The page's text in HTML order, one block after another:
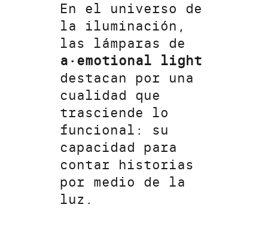
En el universo de
la iluminación,
las lámparas de
a·emotional light
destacan por una
cualidad que
trasciende lo
funcional: su
capacidad para
contar historias
por medio de la
luz.